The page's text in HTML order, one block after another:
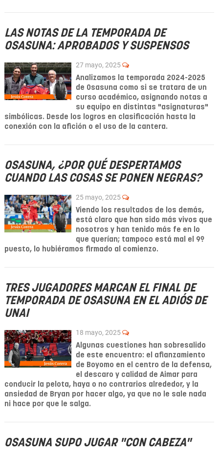
LAS NOTAS DE LA TEMPORADA DE
OSASUNA: APROBADOS Y SUSPENSOS
27 mayo, 2025
Analizamos la temporada 2024-2025
de Osasuna como si se tratara de un
curso académico, asignando notas a
su equipo en distintas "asignaturas"
simbólicas. Desde los logros en clasificación hasta la
conexión con la afición o el uso de la cantera.
OSASUNA, ¿POR QUÉ DESPERTAMOS
CUANDO LAS COSAS SE PONEN NEGRAS?
25 mayo, 2025
Viendo los resultados de los demás,
está claro que han sido más vivos que
nosotros y han tenido más fe en lo
que querían; tampoco está mal el 9º
puesto, lo hubiéramos firmado al comienzo.
TRES JUGADORES MARCAN EL FINAL DE
TEMPORADA DE OSASUNA EN EL ADIÓS DE
UNAI
18 mayo, 2025
Algunas cuestiones han sobresalido
de este encuentro: el afianzamiento
de Boyomo en el centro de la defensa,
el descaro y calidad de Aimar para
conducir la pelota, haya o no contrarios alrededor, y la
ansiedad de Bryan por hacer algo, ya que no le sale nada
ni hace por que le salga.
OSASUNA SUPO JUGAR "CON CABEZA"